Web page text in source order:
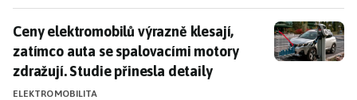
Ceny elektromobilů výrazně klesají, zatímco auta
Ceny elektromobilů výrazně klesají,
zatímco auta se spalovacími motory
zdražují. Studie přinesla detaily
ELEKTROMOBILITA